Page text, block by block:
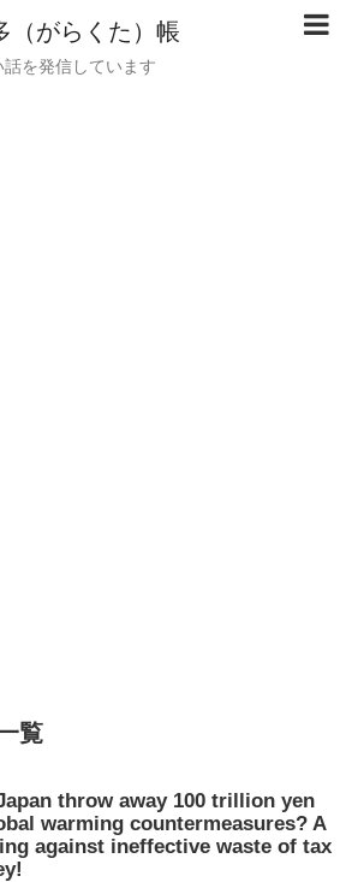
（がらくた）帳
を発信しています
覧
throw away 100 trillion yen
warming countermeasures? A
against ineffective waste of tax